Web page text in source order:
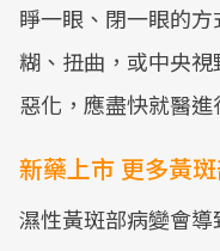
睜一眼、閉一眼的
糊、扭曲，或中央
惡化，應盡快就醫進
新藥上市 更多黃
濕性黃斑部病變會